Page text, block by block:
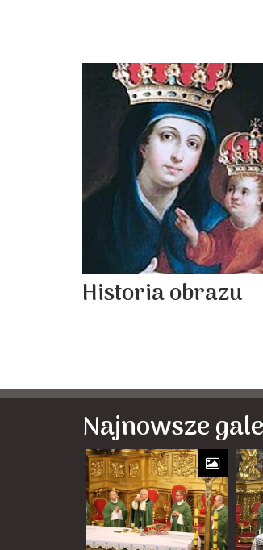
Historia obrazu
Najnowsze